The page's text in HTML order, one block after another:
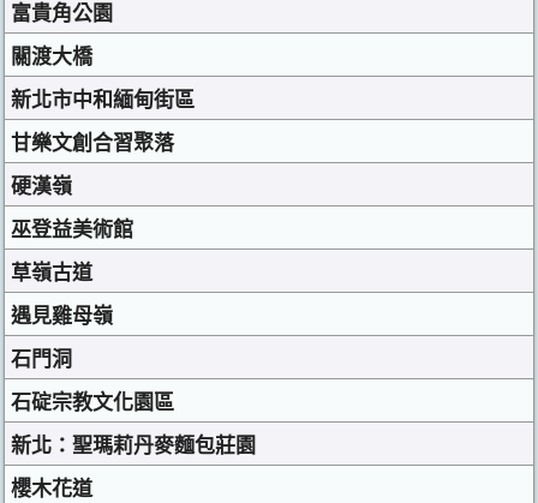
富貴角公園
關渡大橋
新北市中和緬甸街區
甘樂文創合習聚落
硬漢嶺
巫登益美術館
草嶺古道
遇見雞母嶺
石門洞
石碇宗教文化園區
新北：聖瑪莉丹麥麵包莊園
櫻木花道